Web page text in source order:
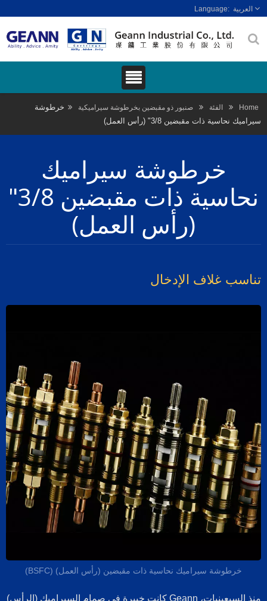
العربية
Home الفئة صنبور ذو مقبضين بخرطوشة سيراميكية
خرطوشة
نحاسية ذات مقبضين 3/8" (رأس العمل)
خرطوشة سيراميك
نحاسية ذات مقبضين 3/8"
(رأس العمل)
غلاف الإدخال
خرطوشة سيراميك نحاسية ذات مقبضين (رأس العمل) (BSFC)
منذ السبعينيات، Geann كانت خبيرة في صمام السيراميك (الرأس)